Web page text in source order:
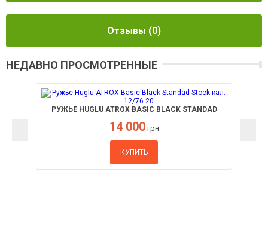
Отзывы (0)
НЕДАВНО ПРОСМОТРЕННЫЕ
РУЖЬЕ HUGLU ATROX BASIC BLACK STANDAD
14 000 грн
КУПИТЬ